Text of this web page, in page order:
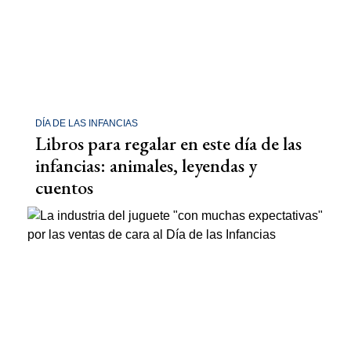
DÍA DE LAS INFANCIAS
Libros para regalar en este día de las
infancias: animales, leyendas y
cuentos